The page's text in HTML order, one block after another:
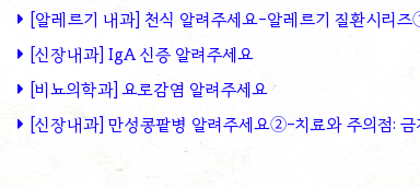
[알레르기 내과] 천식 알려주세요-알레르기 질환시리
[신장내과] IgA 신증 알려주세요
[비뇨의학과] 요로감염 알려주세요
[신장내과] 만성콩팥병 알려주세요②-치료와 주의점: 금